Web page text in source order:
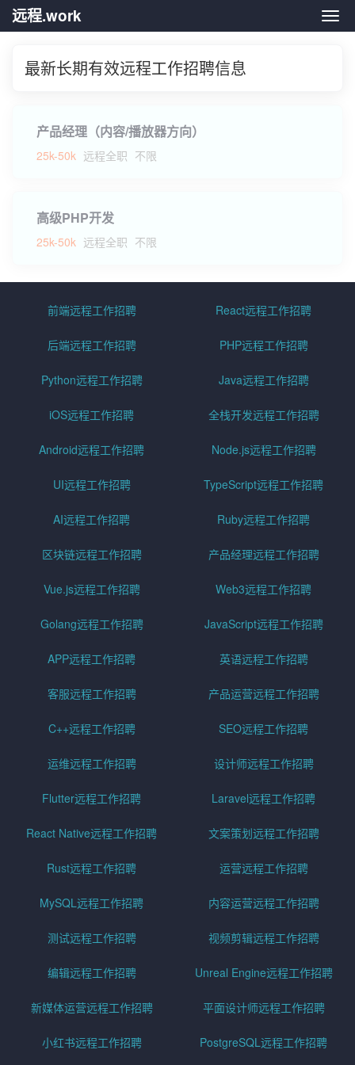
远
远程.work
最新长期有效远程工作招聘信息
产品经理（内容/播放器方向）
25k-50k 远程全职 不限
高级PHP开发
25k-50k 远程全职 不限
前端远程工作招聘 React远程工作招聘
后端远程工作招聘 PHP远程工作招聘
Python远程工作招聘 Java远程工作招聘
iOS远程工作招聘 全栈开发远程工作招聘
Android远程工作招聘 Node.js远程工作招聘
UI远程工作招聘 TypeScript远程工作招聘
AI远程工作招聘 Ruby远程工作招聘
区块链远程工作招聘 产品经理远程工作招聘
Vue.js远程工作招聘 Web3远程工作招聘
Golang远程工作招聘 JavaScript远程工作招聘
APP远程工作招聘 英语远程工作招聘
客服远程工作招聘 产品运营远程工作招聘
C++远程工作招聘 SEO远程工作招聘
运维远程工作招聘 设计师远程工作招聘
Flutter远程工作招聘 Laravel远程工作招聘
React Native远程工作招聘 文案策划远程工作招聘
Rust远程工作招聘 运营远程工作招聘
MySQL远程工作招聘 内容运营远程工作招聘
测试远程工作招聘 视频剪辑远程工作招聘
编辑远程工作招聘 Unreal Engine远程工作招聘
新媒体运营远程工作招聘 平面设计师远程工作招聘
小红书远程工作招聘 PostgreSQL远程工作招聘